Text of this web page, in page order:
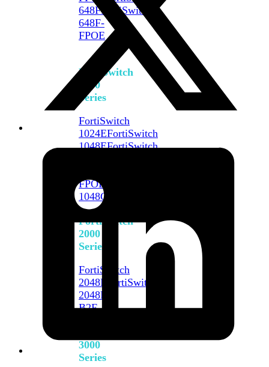
648FFortiSwitch
648F-
FPOE
FortiSwitch
1000
Series
FortiSwitch
1024EFortiSwitch
1048EFortiSwitch
FPOE
1048G
FortiSwitch
2000
Series
FortiSwitch
2048F
FortiSwitch
2048F-
B2F
3000
Series